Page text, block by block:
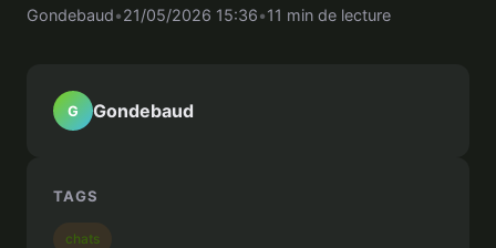
Gondebaud•21/05/2026 15:36•11 min de lecture
G Gondebaud
TAGS
chats